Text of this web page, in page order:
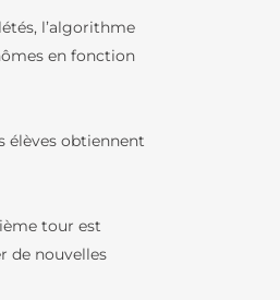
l’algorithme
en fonction
élèves obtiennent
tour est
de nouvelles